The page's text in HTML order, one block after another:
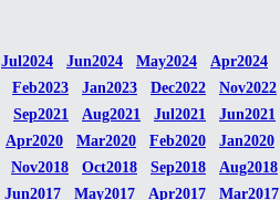
Jul2024 Jun2024 May2024 Apr2024
Feb2023 Jan2023 Dec2022 Nov2022
Sep2021 Aug2021 Jul2021 Jun2021
Apr2020 Mar2020 Feb2020 Jan2020
Nov2018 Oct2018 Sep2018 Aug2018
Jun2017 May2017 Apr2017 Mar2017